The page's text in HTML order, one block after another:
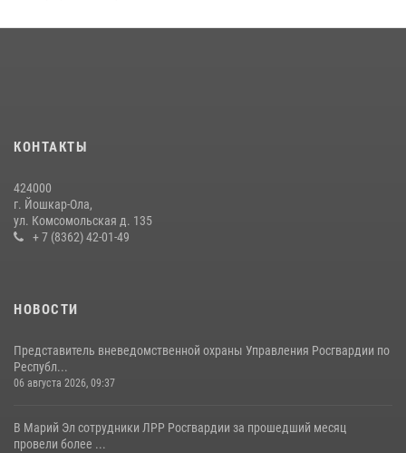
Росгвардейцы в Республике Марий Эл приняли участие в
08 июля 2026, 13:48
Управление Росгвардии по Республике Марий Эл приняло участие в
КОНТАКТЫ
424000
г. Йошкар-Ола,
ул. Комсомольская д. 135
+ 7 (8362) 42-01-49
НОВОСТИ
Представитель вневедомственной охраны Управления Росгвардии по
Республ...
06 августа 2026, 09:37
В Марий Эл сотрудники ЛРР Росгвардии за прошедший месяц
провели более ...